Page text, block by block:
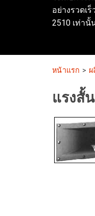
อย่างรวดเ
2510 เท่า
หน้าแรก >
แรงสั้